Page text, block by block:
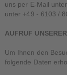
uns per E-Mail unter
unter +49 - 6103 /
AUFRUF
Um Ihnen den
folgende Daten